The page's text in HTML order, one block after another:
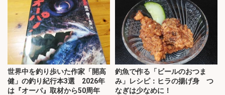
世界中を釣り歩いた作家「開高
健」の釣り紀行本3選 2026年
は『オーパ』取材から50周年
釣魚で作る「ビールのおつま
み」レシピ：ヒラの揚げ身 つ
なぎは少なめに！